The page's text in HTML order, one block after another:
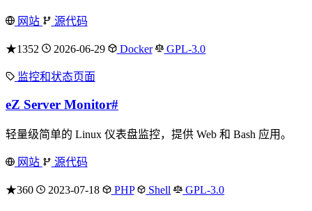
网站 源代码
★1352 2026-06-29 Docker GPL-3.0
监控和状态页面
eZ Server Monitor#
轻量级简单的 Linux 仪表盘监控，提供 Web 和 Bash 应用。
网站 源代码
★360 2023-07-18 PHP Shell GPL-3.0